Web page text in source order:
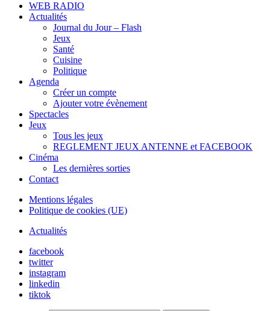
WEB RADIO
Actualités
Journal du Jour – Flash
Jeux
Santé
Cuisine
Politique
Agenda
Créer un compte
Ajouter votre évènement
Spectacles
Jeux
Tous les jeux
REGLEMENT JEUX ANTENNE et FACEBOOK
Cinéma
Les dernières sorties
Contact
Mentions légales
Politique de cookies (UE)
Actualités
facebook
twitter
instagram
linkedin
tiktok